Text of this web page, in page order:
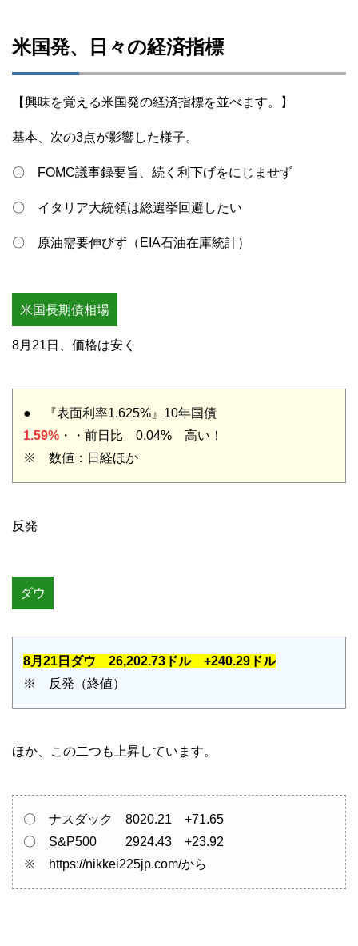
米国発、日々の経済指標
【興味を覚える米国発の経済指標を並べます。】
基本、次の3点が影響した様子。
〇 FOMC議事録要旨、続く利下げをにじませず
〇 イタリア大統領は総選挙回避したい
〇 原油需要伸びず（EIA石油在庫統計）
米国長期債相場
8月21日、価格は安く
● 『表面利率1.625%』10年国債
1.59%・・前日比 0.04% 高い！
※ 数値：日経ほか
反発
ダウ
8月21日ダウ 26,202.73ドル +240.29ドル
※ 反発（終値）
ほか、この二つも上昇しています。
〇 ナスダック 8020.21 +71.65
〇 S&P500 2924.43 +23.92
※ https://nikkei225jp.com/から